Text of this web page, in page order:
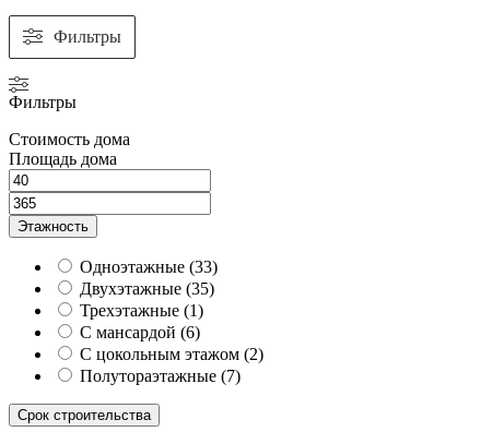
Фильтры
Фильтры
Стоимость дома
Площадь дома
Этажность
Одноэтажные (33)
Двухэтажные (35)
Трехэтажные (1)
С мансардой (6)
С цокольным этажом (2)
Полутораэтажные (7)
Срок строительства